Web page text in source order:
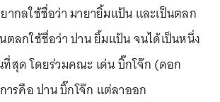
ากลใช้ชื่อว่า มายายิ้มแป้น และเป็นตลก
ลกใช้ชื่อว่า ปาน ยิ้มแป้น จนได้เป็นหนึ่ง
สุด โดยร่วมคณะ เด่น บิ๊กโจ๊ก (ดอก
ารคือ ปาน บิ๊กโจ๊ก แต่ลาออก